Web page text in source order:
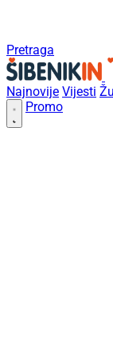
Pretraga
Najnovije Vijesti
Promo